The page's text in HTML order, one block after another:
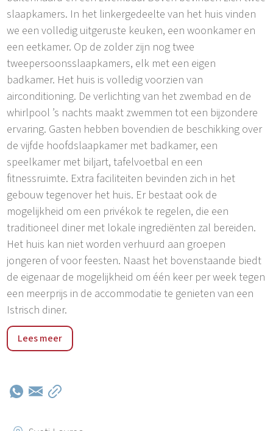
slaapkamers. In het linkergedeelte van het huis vinden
we een volledig uitgeruste keuken, een woonkamer en
een eetkamer. Op de zolder zijn nog twee
tweepersoonsslaapkamers, elk met een eigen
badkamer. Het huis is volledig voorzien van
airconditioning. De verlichting van het zwembad en de
whirlpool ’s nachts maakt zwemmen tot een bijzondere
ervaring. Gasten hebben bovendien de beschikking over
de vijfde hoofdslaapkamer met badkamer, een
speelkamer met biljart, tafelvoetbal en een
fitnessruimte. Extra faciliteiten bevinden zich in het
gebouw tegenover het huis. Er bestaat ook de
mogelijkheid om een privékok te regelen, die een
traditioneel diner met lokale ingrediënten zal bereiden.
Het huis kan niet worden verhuurd aan groepen
jongeren of voor feesten. Naast het bovenstaande biedt
de eigenaar de mogelijkheid om één keer per week tegen
een meerprijs in de accommodatie te genieten van een
Istrisch diner.
De prachtige stenen villa Katarina ligt in het kleine dorpje
Selina, vlak bij het historische stadje Sveti Lovrec. Op
een postkantoor vindt. In slechts 15-20 minuten met de
vakantieoorden aan de westkust van Istrië (Bale, Rovinj,
Lees meer